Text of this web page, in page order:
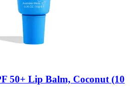
50+ Lip Balm, Coconut (10